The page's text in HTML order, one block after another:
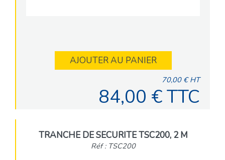
AJOUTER AU PANIER
70,00 € HT
84,00 € TTC
TRANCHE DE SECURITE TSC200, 2 M
Réf : TSC200